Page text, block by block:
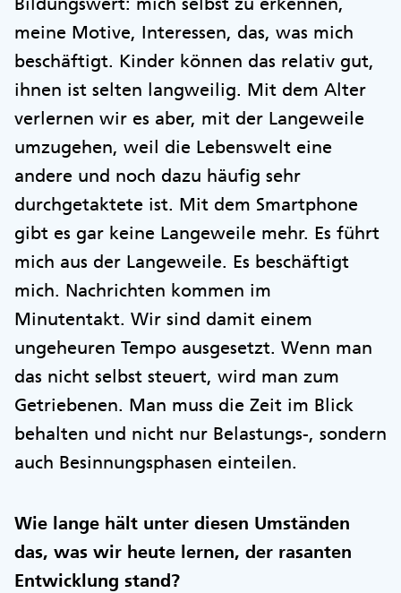
meine Motive, Interessen, das, was mich
beschäftigt. Kinder können das relativ gut,
ihnen ist selten langweilig. Mit dem Alter
verlernen wir es aber, mit der Langeweile
umzugehen, weil die Lebenswelt eine
andere und noch dazu häufig sehr
durchgetaktete ist. Mit dem Smartphone
gibt es gar keine Langeweile mehr. Es führt
mich aus der Langeweile. Es beschäftigt
mich. Nachrichten kommen im
Minutentakt. Wir sind damit einem
ungeheuren Tempo ausgesetzt. Wenn man
das nicht selbst steuert, wird man zum
Getriebenen. Man muss die Zeit im Blick
behalten und nicht nur Belastungs-, sondern
auch Besinnungsphasen einteilen.
Wie lange hält unter diesen Umständen
das, was wir heute lernen, der rasanten
Entwicklung stand?